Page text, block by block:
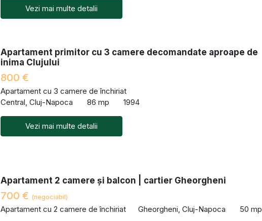
Vezi mai multe detalii
Apartament primitor cu 3 camere decomandate aproape de
inima Clujului
800 €
Apartament cu 3 camere de închiriat
Central, Cluj-Napoca
86 mp 1994
Vezi mai multe detalii
Apartament 2 camere și balcon | cartier Gheorgheni
700 € (negociabil)
Apartament cu 2 camere de închiriat Gheorgheni, Cluj-Napoca 50 mp